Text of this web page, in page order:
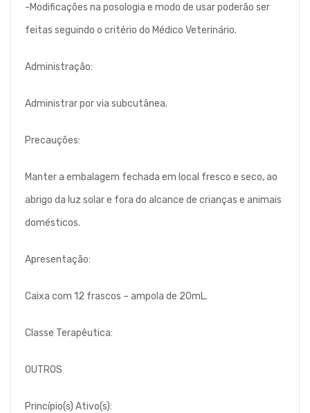
-Modificações na posologia e modo de usar poderão ser
feitas seguindo o critério do Médico Veterinário.
Administração:
Administrar por via subcutânea.
Precauções:
Manter a embalagem fechada em local fresco e seco, ao
abrigo da luz solar e fora do alcance de crianças e animais
domésticos.
Apresentação:
Caixa com 12 frascos – ampola de 20mL.
Classe Terapêutica:
OUTROS
Princípio(s) Ativo(s):